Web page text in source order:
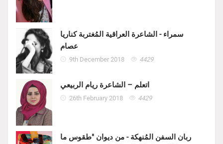
سمراء - الشاعرة العراقية المُغتربة كناريا
عصام
9th December 2018 4429
اتعلم – الشاعرة ريام الربيعي
26th February 2018 4429
ربان السفن المُنهكة - من ديوان "طقوس ما